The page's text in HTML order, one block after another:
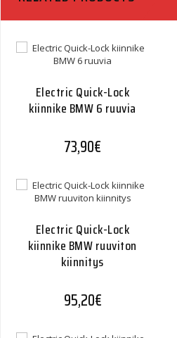
Electric Quick-Lock
kiinnike BMW 6 ruuvia
73,90€
Electric Quick-Lock
kiinnike BMW ruuviton
kiinnitys
95,20€